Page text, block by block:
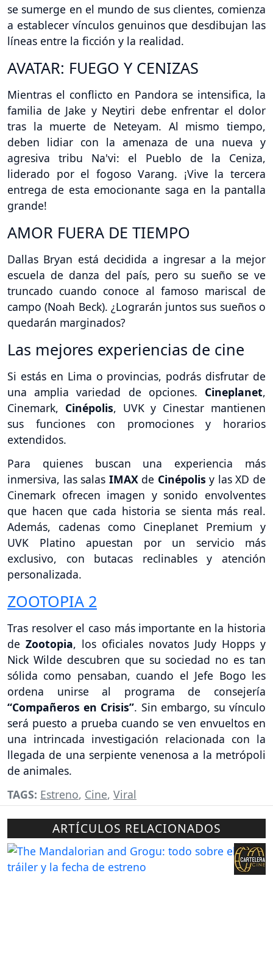
se sumerge en el mundo de sus clientes, comienza
a establecer vínculos genuinos que desdibujan las
líneas entre la ficción y la realidad.
AVATAR: FUEGO Y CENIZAS
Mientras el conflicto en Pandora se intensifica, la
familia de Jake y Neytiri debe enfrentar el dolor
tras la muerte de Neteyam. Al mismo tiempo,
deben lidiar con la amenaza de una nueva y
agresiva tribu Na'vi: el Pueblo de la Ceniza,
liderado por el fogoso Varang. ¡Vive la tercera
entrega de esta emocionante saga en la pantalla
grande!
AMOR FUERA DE TIEMPO
Dallas Bryan está decidida a ingresar a la mejor
escuela de danza del país, pero su sueño se ve
truncado cuando conoce al famoso mariscal de
campo (Noah Beck). ¿Lograrán juntos sus sueños o
quedarán marginados?
Las mejores experiencias de cine
Si estás en Lima o provincias, podrás disfrutar de
una amplia variedad de opciones. Cineplanet,
Cinemark, Cinépolis, UVK y Cinestar mantienen
sus funciones con promociones y horarios
extendidos.
Para quienes buscan una experiencia más
inmersiva, las salas IMAX de Cinépolisy las XD de
Cinemark ofrecen imagen y sonido envolventes
que hacen que cada historia se sienta más real.
Además, cadenas como Cineplanet Premium y
UVK Platino apuestan por un servicio más
exclusivo, con butacas reclinables y atención
personalizada.
ZOOTOPIA 2
Tras resolver el caso más importante en la historia
de Zootopia, los oficiales novatos Judy Hopps y
Nick Wilde descubren que su sociedad no es tan
sólida como pensaban, cuando el Jefe Bogo les
ordena unirse al programa de consejería
“Compañeros en Crisis”. Sin embargo, su vínculo
será puesto a prueba cuando se ven envueltos en
una intrincada investigación relacionada con la
llegada de una serpiente venenosa a la metrópoli
de animales.
TAGS: Estreno, Cine, Viral
ARTÍCULOS RELACIONADOS